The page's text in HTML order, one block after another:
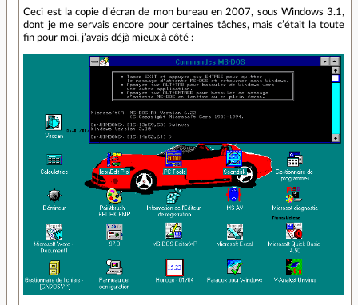
Ceci est la copie d’écran de mon bureau en 2007, sous Windows 3.1,
dont je me servais encore pour certaines tâches, mais c’était la toute
fin pour moi, j’avais déjà mieux à côté :